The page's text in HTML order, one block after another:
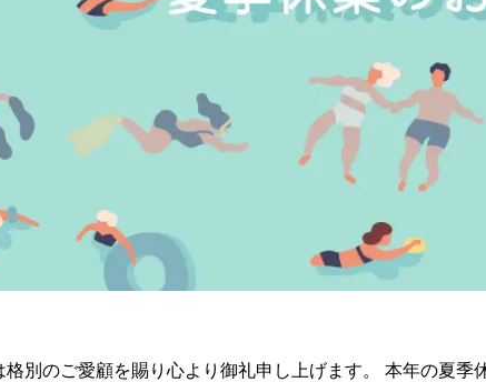
別のご愛顧を賜り心より御礼申し上げます。 本年の夏季